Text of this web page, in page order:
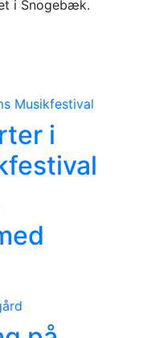
i Snogebæk.
i